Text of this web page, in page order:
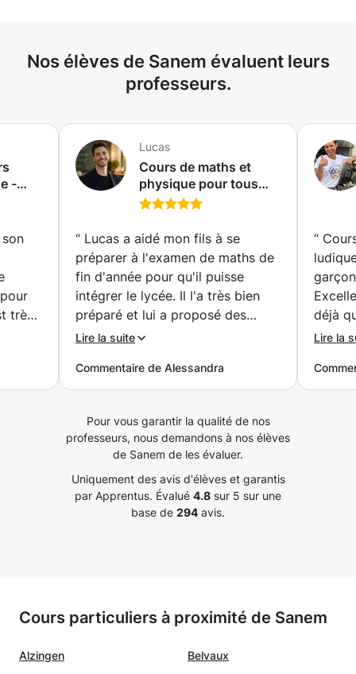
Nos élèves de Sanem évaluent leurs
professeurs.
-
très
Lucas
Cours de maths et
physique pour tous
niveaux / Professeur
contractuellement à
vous faire progresser !
(Neuchâtel)
“ Lucas a aidé mon fils à se
préparer à l'examen de maths de
fin d'année pour qu'il puisse
intégrer le lycée. Il l'a très bien
préparé et lui a proposé des
exercices supplémentaires en
et explique très clairement, et fait
preuve d'une grande flexibilité
adaptés aux besoins de l'élève.
Je le recommande vivement.
Lire la suite
Commentaire de Alessandra
“
déjà
parler.
Lire la
Pour vous garantir la qualité de nos
professeurs, nous demandons à nos élèves
de Sanem de les évaluer.
Uniquement des avis d'élèves et garantis
par Apprentus. Évalué 4.8 sur 5 sur une
base de 294 avis.
Cours particuliers à proximité de Sanem
Alzingen Belvaux